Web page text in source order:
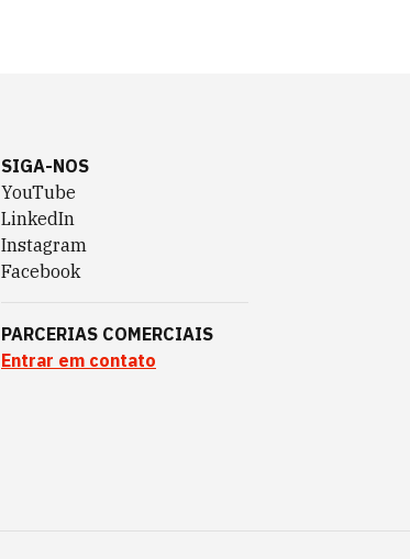
SIGA-NOS
YouTube
LinkedIn
Instagram
Facebook
PARCERIAS COMERCIAIS
Entrar em contato